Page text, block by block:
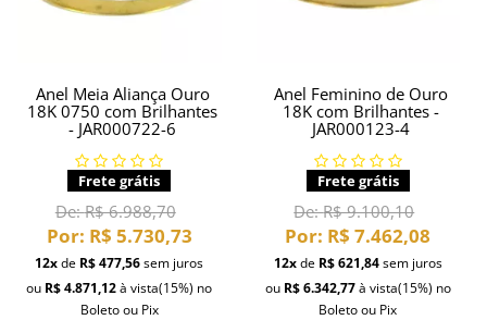
Anel Meia Aliança Ouro
18K 0750 com Brilhantes
- JAR000722-6
Frete grátis
De:R$ 6.988,70
Por: R$ 5.730,73
12xde R$ 477,56sem juros
ou R$ 4.871,12à vista(15%) no
Boleto ou Pix
Anel Feminino de Ouro
18K com Brilhantes -
JAR000123-4
Frete grátis
De:R$ 9.100,10
Por: R$ 7.462,08
12xde R$ 621,84sem juros
ou R$ 6.342,77à vista(15%) no
Boleto ou Pix